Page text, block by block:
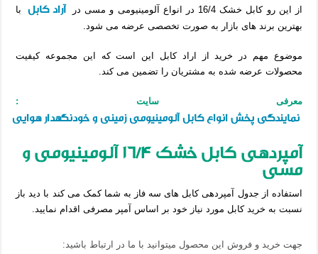
از این رو کابل خشک 16/4 در انواع آلومینیومی و مسی در آراد کابل
با
بهترین برند های بازار به صورت تخصصی عرضه می شود.
موضوع مهم در خرید از اراد کابل این است که این مجموعه کیفیت
محصولات عرضه شده به مشتریان را تضمین می کند.
معرفی سایت :
نمایندگی پخش انواع کابل آلومینیومی زمینی و خودنگهدار هوایی
آمپردهی کابل خشک 16/4 آلومینیومی و
مسی
استفاده از جدول آمپردهی کابل های سه فاز به شما کمک می کند با دید باز
نسبت به خرید کابل مورد نیاز خود بر اساس آمپر مصرفی اقدام نمایید.
جهت خرید و فروش این محصول میتوانید با ما در ارتباط باشید: